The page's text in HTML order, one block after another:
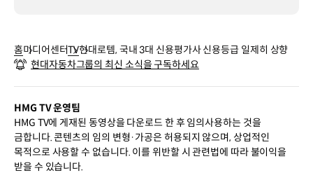
홈미디어센터TV현대로템, 국내 3대 신용평가사 신용등급 일제히 상향
현대자동차그룹의 최신 소식을 구독하세요
HMG TV 운영팀
HMG TV에 게재된 동영상을 다운로드 한 후 임의사용하는 것을
금합니다. 콘텐츠의 임의 변형·가공은 허용되지 않으며, 상업적인
목적으로 사용할 수 없습니다. 이를 위반할 시 관련법에 따라 불이익을
받을 수 있습니다.